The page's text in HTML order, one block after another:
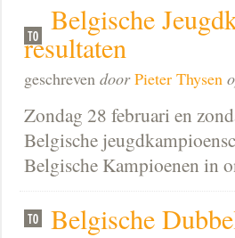
Belgische
resultaten
geschreven door Pieter Thysen
Zondag 28 februari en
Belgische
Belgische Kampioenen in
Belgische